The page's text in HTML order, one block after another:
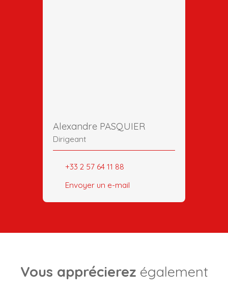
Alexandre PASQUIER
Dirigeant
+33 2 57 64 11 88
Envoyer un e-mail
Vous apprécierez également